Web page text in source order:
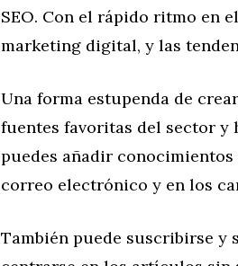
SEO. Con el rápido ritmo en
marketing digital, y las
Una forma estupenda de
fuentes favoritas del sector y
puedes añadir
correo electrónico y en los
También puede suscribirse y